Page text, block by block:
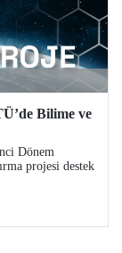
Bilime ve
Dönem
projesi destek